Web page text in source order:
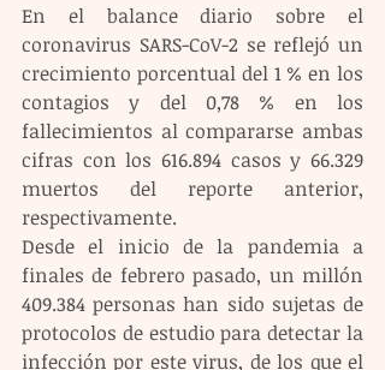
En el balance diario sobre el
coronavirus SARS-CoV-2 se reflejó un
crecimiento porcentual del 1 % en los
contagios y del 0,78 % en los
fallecimientos al compararse ambas
cifras con los 616.894 casos y 66.329
muertos del reporte anterior,
respectivamente.
Desde el inicio de la pandemia a
finales de febrero pasado, un millón
409.384 personas han sido sujetas de
protocolos de estudio para detectar la
infección por este virus, de los que el